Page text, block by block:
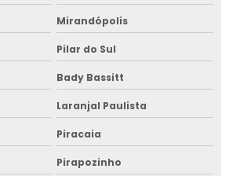
Mirandópolis
Pilar do Sul
Bady Bassitt
Laranjal Paulista
Piracaia
Pirapozinho